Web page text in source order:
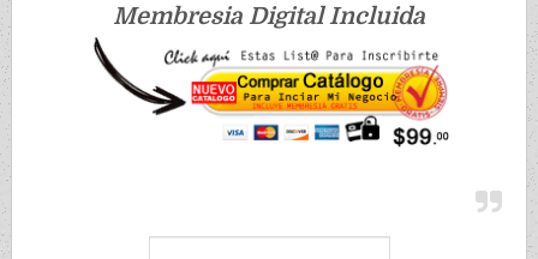
Membresia Digital Incluida